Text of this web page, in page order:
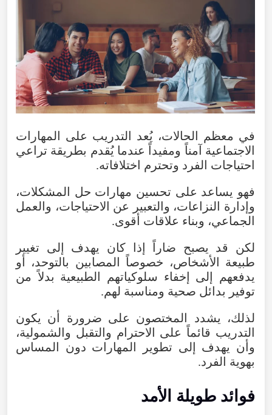
في معظم الحالات، يُعد التدريب على
المهارات
الاجتماعية
آمناً ومفيداً عندما يُقدم بطريقة تراعي
احتياجات الفرد وتحترم اختلافاته.
فهو يساعد على تحسين مهارات حل المشكلات،
وإدارة
النزاعات، والتعبير عن الاحتياجات، والعمل
الجماعي، وبناء علاقات أقوى.
لكن
قد يصبح ضاراً إذا كان يهدف إلى
تغيير
طبيعة
الأشخاص، خصوصاً المصابين بالتوحد،
أو
يدفعهم
إلى إخفاء سلوكياتهم الطبيعية بدلاً من
توفير بدائل صحية ومناسبة لهم.
لذلك، يشدد المختصون على ضرورة أن يكون
التدريب قائماً على الاحترام والتقبل والشمولية،
وأن يهدف إلى تطوير المهارات دون
المساس
بهوية الفرد.
فوائد طويلة الأمد